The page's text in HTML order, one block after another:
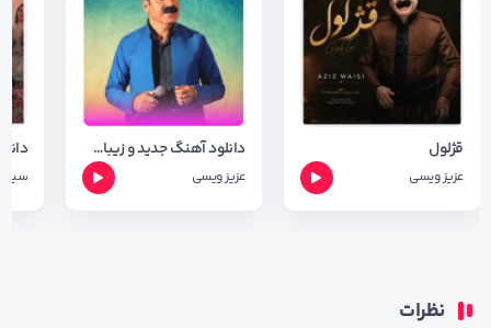
قژلول
عزیز ویسی
دانلود آهنگ جدید و زیبای عزیز ویسی به نام شه رت با کیفیت Orginal
عزیز ویسی
نظرات